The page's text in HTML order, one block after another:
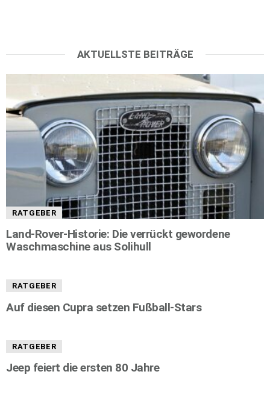
AKTUELLSTE BEITRÄGE
RATGEBER
Land-Rover-Historie: Die verrückt gewordene
Waschmaschine aus Solihull
RATGEBER
Auf diesen Cupra setzen Fußball-Stars
RATGEBER
Jeep feiert die ersten 80 Jahre